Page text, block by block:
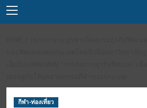
Menu
กีฬา-ท่องเที่ยว